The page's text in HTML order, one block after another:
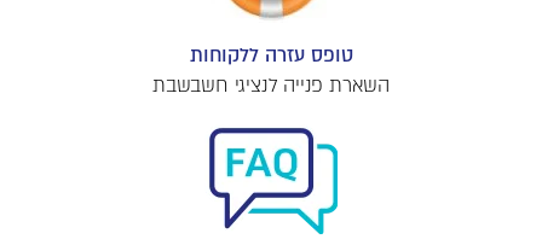
טופס עזרה ללקוחות
השארת פנייה לנציגי חשבשבת